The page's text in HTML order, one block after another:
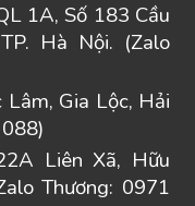
1A, Số 183 Cầu
Hà Nội. (Zalo
Lâm, Gia Lộc, Hải
Liên Xã, Hữu
Thương: 0971